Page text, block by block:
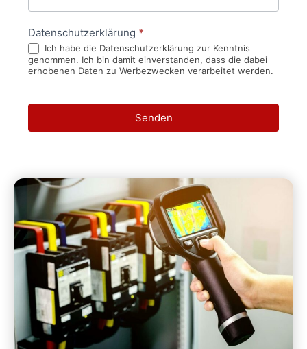
Datenschutzerklärung *
Ich habe die Datenschutzerklärung zur Kenntnis
genommen. Ich bin damit einverstanden, dass die dabei
erhobenen Daten zu Werbezwecken verarbeitet werden.
Senden